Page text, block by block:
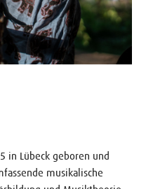
in Lübeck geboren und
musikalische